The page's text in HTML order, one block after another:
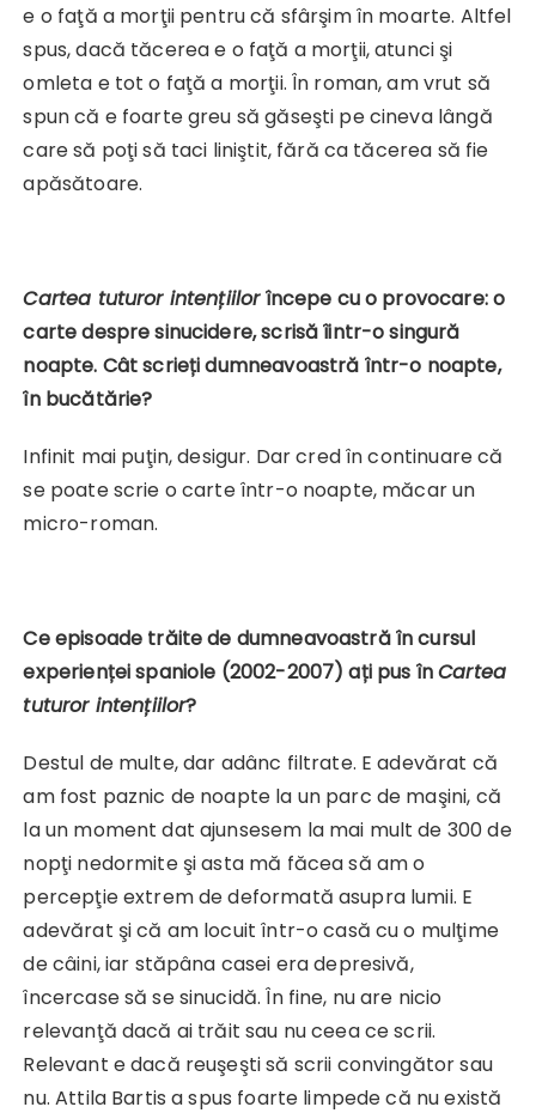
e o faţă a morţii pentru că sfârşim în moarte. Altfel
spus, dacă tăcerea e o faţă a morţii, atunci şi
omleta e tot o faţă a morţii. În roman, am vrut să
spun că e foarte greu să găseşti pe cineva lângă
care să poţi să taci liniştit, fără ca tăcerea să fie
apăsătoare.
Cartea tuturor intențiilorîncepe cu o provocare: o
carte despre sinucidere, scrisă îintr-o singură
noapte. Cât scrieți dumneavoastră într-o noapte,
în bucătărie?
Infinit mai puţin, desigur. Dar cred în continuare că
se poate scrie o carte într-o noapte, măcar un
micro-roman.
Ce episoade trăite de dumneavoastră în cursul
experienței spaniole (2002-2007) ați pus înCartea
tuturor intențiilor?
Destul de multe, dar adânc filtrate. E adevărat că
am fost paznic de noapte la un parc de maşini, că
la un moment dat ajunsesem la mai mult de 300 de
nopţi nedormite şi asta mă făcea să am o
percepţie extrem de deformată asupra lumii. E
adevărat şi că am locuit într-o casă cu o mulţime
de câini, iar stăpâna casei era depresivă,
încercase să se sinucidă. În fine, nu are nicio
relevanţă dacă ai trăit sau nu ceea ce scrii.
Relevant e dacă reuşeşti să scrii convingător sau
nu. Attila Bartis a spus foarte limpede că nu există